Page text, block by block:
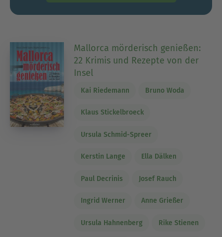
auch die Kurzgeschichte »Wolfskind« enthalten
Mallorca mörderisch genießen:
22 Krimis und Rezepte von der
Insel
Kai Riedemann Bruno Woda
Klaus Stickelbroeck
Ursula Schmid-Spreer
Kerstin Lange Ella Dälken
Paul Decrinis Josef Rauch
Ingrid Werner Anne Grießer
Ursula Hahnenberg Rike Stienen